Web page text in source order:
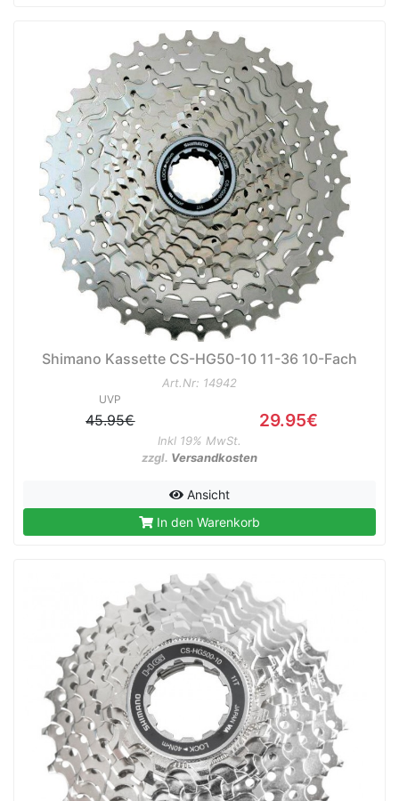
Shimano Kassette CS-HG50-10 11-36 10-Fach
Art.Nr: 14942
UVP
45.95€ 29.95€
Inkl 19% MwSt.
zzgl. Versandkosten
Ansicht
In den Warenkorb